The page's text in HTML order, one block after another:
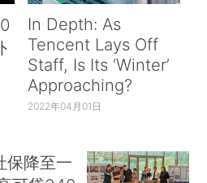
In Depth: As
Tencent Lays Off
Staff, Is Its ‘Winter’
Approaching?
2022年04月01日
保降至一